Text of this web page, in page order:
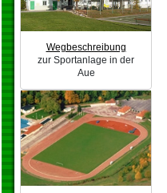
Wegbeschreibung
zur Sportanlage in der
Aue